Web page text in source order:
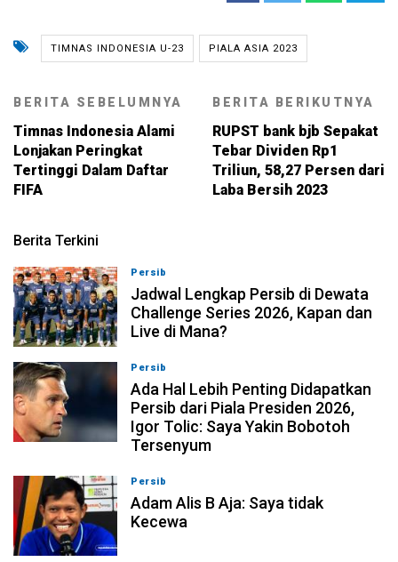
TIMNAS INDONESIA U-23 PIALA ASIA 2023
BERITA SEBELUMNYA
Timnas Indonesia Alami
Lonjakan Peringkat
Tertinggi Dalam Daftar
FIFA
BERITA BERIKUTNYA
RUPST bank bjb Sepakat
Tebar Dividen Rp1
Triliun, 58,27 Persen dari
Laba Bersih 2023
Berita Terkini
Persib
Jadwal Lengkap Persib di Dewata
Challenge Series 2026, Kapan dan
Live di Mana?
Persib
Ada Hal Lebih Penting Didapatkan
Persib dari Piala Presiden 2026,
Igor Tolic: Saya Yakin Bobotoh
Tersenyum
Persib
Adam Alis B Aja: Saya tidak
Kecewa